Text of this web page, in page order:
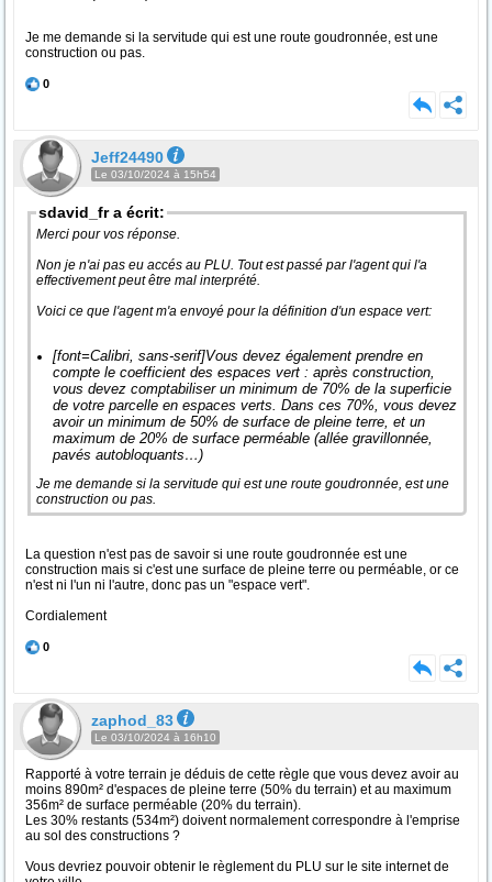
Je me demande si la servitude qui est une route goudronnée, est une
construction ou pas.
0
Jeff24490
Le 03/10/2024 à 15h54
sdavid_fr a écrit:
Merci pour vos réponse.
Non je n'ai pas eu accés au PLU. Tout est passé par l'agent qui l'a
effectivement peut être mal interprété.
Voici ce que l'agent m'a envoyé pour la définition d'un espace vert:
[font=Calibri, sans-serif]Vous devez également prendre en
compte le coefficient des espaces vert : après construction,
vous devez comptabiliser un minimum de 70% de la superficie
de votre parcelle en espaces verts. Dans ces 70%, vous devez
avoir un minimum de 50% de surface de pleine terre, et un
maximum de 20% de surface perméable (allée gravillonnée,
pavés autobloquants…)
Je me demande si la servitude qui est une route goudronnée, est une
construction ou pas.
La question n'est pas de savoir si une route goudronnée est une
construction mais si c'est une surface de pleine terre ou perméable, or ce
n'est ni l'un ni l'autre, donc pas un "espace vert".
Cordialement
0
zaphod_83
Le 03/10/2024 à 16h10
Rapporté à votre terrain je déduis de cette règle que vous devez avoir au
moins 890m² d'espaces de pleine terre (50% du terrain) et au maximum
356m² de surface perméable (20% du terrain).
Les 30% restants (534m²) doivent normalement correspondre à l'emprise
au sol des constructions ?
Vous devriez pouvoir obtenir le règlement du PLU sur le site internet de